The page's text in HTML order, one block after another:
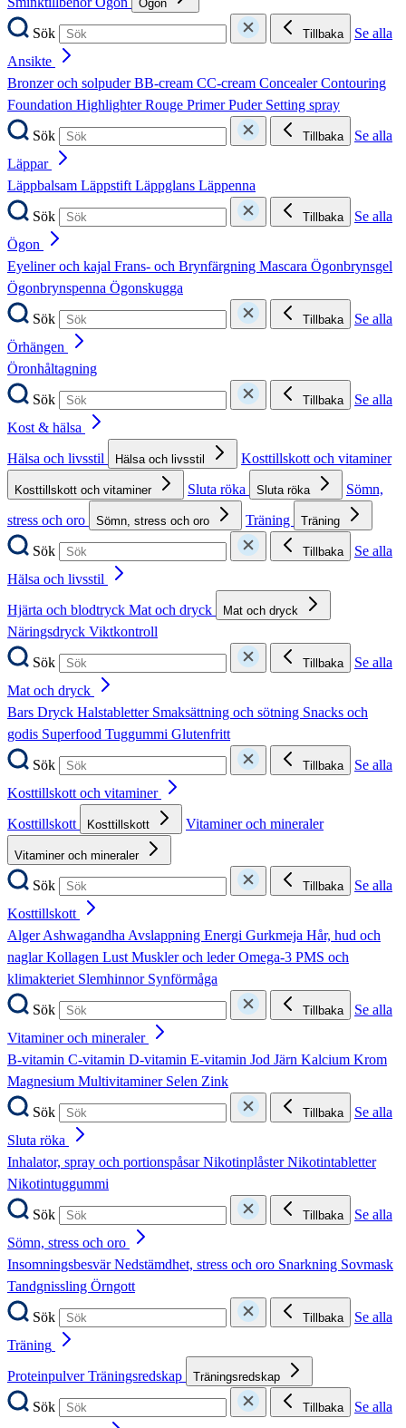
Ögon
Sök Tillbaka
Se alla
Ansikte
Bronzer och solpuderBB-cream CC-cream ConcealerContouring
Foundation HighlighterRouge PrimerPuder Setting spray
Sök
Tillbaka
Se alla
Läppar
Läppbalsam LäppstiftLäppglans Läppenna
Sök
Tillbaka
Se alla
Ögon
Eyeliner och kajal Frans- och Brynfärgning Mascara Ögonbrynsgel
Ögonbrynspenna Ögonskugga
Sök
Tillbaka
Se alla
Örhängen
Öronhåltagning
Sök
Tillbaka
Se alla
Kost & hälsa
Hälsa och livsstil
Hälsa och livsstil Kosttillskott och vitaminer
Kosttillskott och vitaminer Sluta röka Sluta röka
Sömn,
stress och oro
Sömn, stress och oro Träning Träning
Sök Tillbaka
Se alla
Hälsa och livsstil
Hjärta och blodtryck Mat och dryck Mat och dryck
Näringsdryck Viktkontroll
Sök
Tillbaka
Se alla
Mat och dryck
Bars Dryck Halstabletter Smaksättning och sötning Snacks och
godis Superfood Tuggummi Glutenfritt
Sök
Tillbaka
Se alla
Kosttillskott och vitaminer
Kosttillskott
Kosttillskott Vitaminer och mineraler
Vitaminer och mineraler
Sök Tillbaka
Se alla
Kosttillskott
AlgerAshwagandhaAvslappning Energi Gurkmeja Hår, hud och
naglarKollagen LustMuskler och lederOmega-3 PMS och
klimakteriet Slemhinnor Synförmåga
Sök
Tillbaka
Se alla
Vitaminer och mineraler
B-vitamin C-vitamin D-vitamin E-vitamin Jod Järn Kalcium Krom
Magnesium Multivitaminer Selen Zink
Sök
Tillbaka
Se alla
Sluta röka
Inhalator, spray och portionspåsarNikotinplåsterNikotintabletter
Nikotintuggummi
Sök
Tillbaka
Se alla
Sömn, stress och oro
InsomningsbesvärNedstämdhet, stress och oro Snarkning Sovmask
Tandgnissling Örngott
Sök
Tillbaka
Se alla
Träning
ProteinpulverTräningsredskap Träningsredskap
Sök Tillbaka
Se alla